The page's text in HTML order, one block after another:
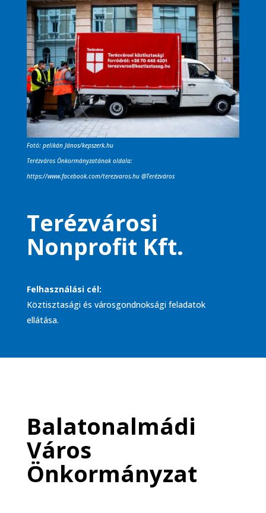
Fotó: pelikán János/kepszerk.hu
Terézváros Önkormányzatának oldala:
https://www.facebook.com/terezvaros.hu@Terézváros
Terézvárosi
Nonprofit Kft.
Felhasználási cél:
Köztisztasági és városgondnoksági feladatok
ellátása.
Balatonalmádi
Város
Önkormányzat